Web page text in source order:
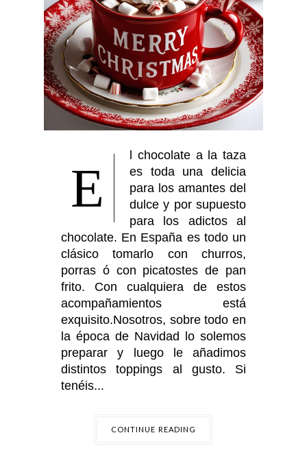
E
l chocolate a la taza
es toda una delicia
para los amantes del
dulce y por supuesto
para los adictos al
chocolate. En España es todo un
clásico tomarlo con churros,
porras ó con picatostes de pan
frito. Con cualquiera de estos
acompañamientos está
exquisito.Nosotros, sobre todo en
la época de Navidad lo solemos
preparar y luego le añadimos
distintos toppings al gusto. Si
tenéis...
CONTINUE READING